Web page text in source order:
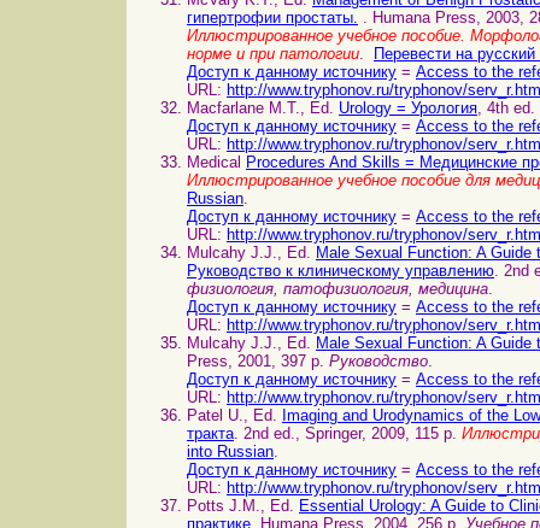
гипертрофии простаты. . Humana Press, 2003,
Иллюстрированное учебное пособие.
норме и при патологии.
Перевести на русский
Доступ к данному источнику = Access to the
URL: http://www.tryphonov.ru/tryphonov/
Macfarlane M.T., Ed. Urology = Урология, 4th
Доступ к данному источнику = Access to the
URL: http://www.tryphonov.ru/tryphonov/
Medical Procedures And Skills = Медицинские
Иллюстрированное учебное пособие для
Russian.
Доступ к данному источнику = Access to the
URL: http://www.tryphonov.ru/tryphonov/
Mulcahy J.J., Ed. Male Sexual Function: A
Руководство к клиническому управлению. 2nd
физиология, патофизиология, медицина.
Доступ к данному источнику = Access to the
URL: http://www.tryphonov.ru/tryphonov/
Mulcahy J.J., Ed. Male Sexual Function: A
Press, 2001, 397 p. Руководство.
Доступ к данному источнику = Access to the
URL: http://www.tryphonov.ru/tryphonov/
Patel U., Ed. Imaging and Urodynamics of the
тракта. 2nd ed., Springer, 2009, 115 p.
into Russian.
Доступ к данному источнику = Access to the
URL: http://www.tryphonov.ru/tryphonov/
Potts J.M., Ed. Essential Urology: A Guide to
практике. Humana Press, 2004, 256 p. Учебное